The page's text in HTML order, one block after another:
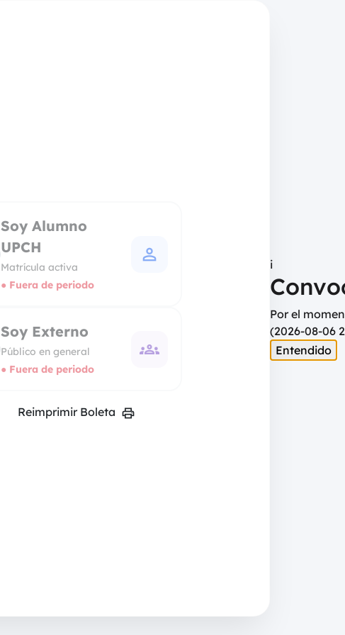
Soy Alumno
UPCH
Matrícula activa
● Fuera de periodo
person
Soy Externo
Público en general
● Fuera de periodo
groups
Reimprimir Boleta print
i
Por el
(2026-08-06
Entendido